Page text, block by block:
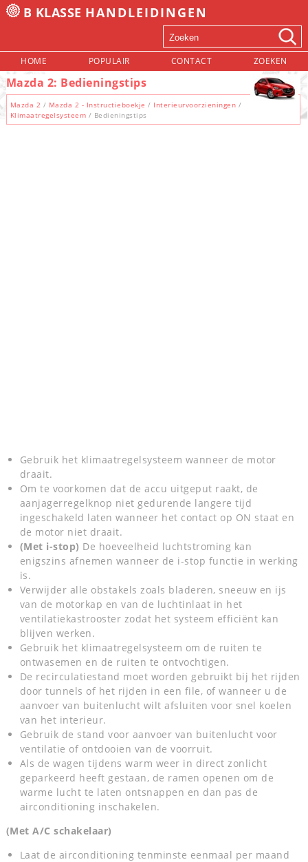
B KLASSE HANDLEIDINGEN
HOME POPULAIR CONTACT ZOEKEN
Mazda 2: Bedieningstips
Mazda 2 / Mazda 2 - Instructieboekje / Interieurvoorzieningen /
Klimaatregelsysteem / Bedieningstips
Gebruik het klimaatregelsysteem wanneer de motor
draait.
Om te voorkomen dat de accu uitgeput raakt, de
aanjagerregelknop niet gedurende langere tijd
ingeschakeld laten wanneer het contact op ON staat en
de motor niet draait.
(Met i-stop) De hoeveelheid luchtstroming kan
enigszins afnemen wanneer de i-stop functie in werking
is.
Verwijder alle obstakels zoals bladeren, sneeuw en ijs
van de motorkap en van de luchtinlaat in het
ventilatiekastrooster zodat het systeem efficiënt kan
blijven werken.
Gebruik het klimaatregelsysteem om de ruiten te
ontwasemen en de ruiten te ontvochtigen.
De recirculatiestand moet worden gebruikt bij het rijden
door tunnels of het rijden in een file, of wanneer u de
aanvoer van buitenlucht wilt afsluiten voor snel koelen
van het interieur.
Gebruik de stand voor aanvoer van buitenlucht voor
ventilatie of ontdooien van de voorruit.
Als de wagen tijdens warm weer in direct zonlicht
geparkeerd heeft gestaan, de ramen openen om de
warme lucht te laten ontsnappen en dan pas de
airconditioning inschakelen.
(Met A/C schakelaar)
Laat de airconditioning tenminste eenmaal per maand